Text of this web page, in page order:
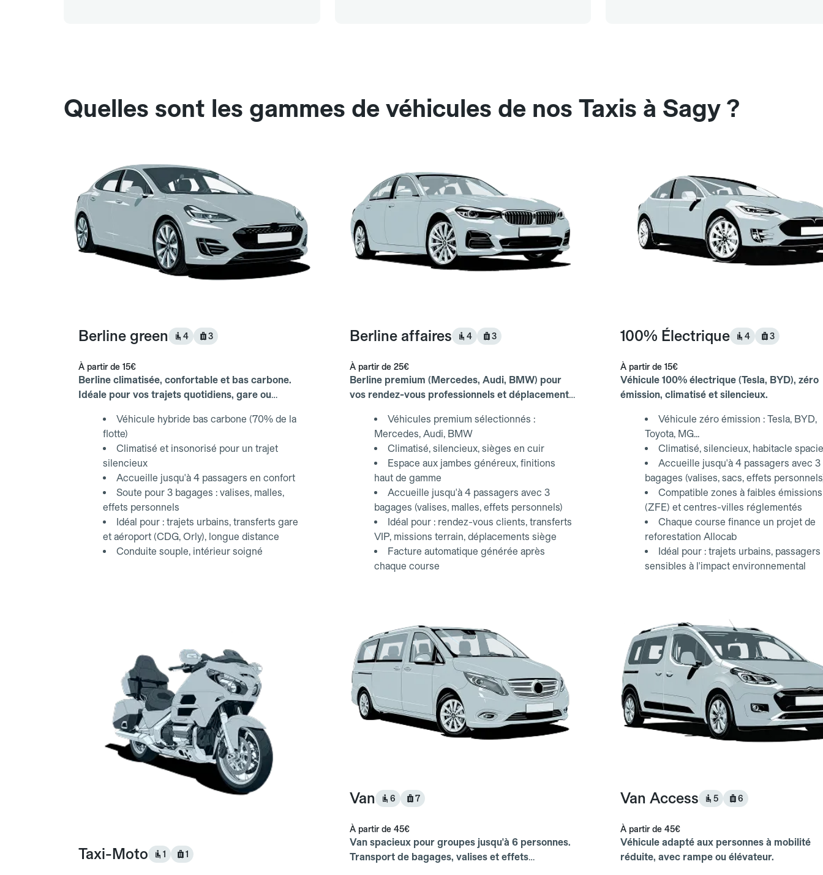
Quelles sont les gammes de véhicules de nos Taxis à Sagy ?
Berline green 4 3
À partir de 15€
Berline climatisée, confortable et bas carbone.
Idéale pour vos trajets quotidiens, gare ou
Véhicule hybride bas carbone (70% de la
flotte)
Climatisé et insonorisé pour un trajet
silencieux
Accueille jusqu'à 4 passagers en confort
Soute pour 3 bagages : valises, malles,
effets personnels
Idéal pour : trajets urbains, transferts gare
et aéroport (CDG, Orly), longue distance
Conduite souple, intérieur soigné
Berline affaires 4 3
À partir de 25€
Berline premium (Mercedes, Audi, BMW) pour
vos rendez-vous professionnels et déplacements
Véhicules premium sélectionnés :
Mercedes, Audi, BMW
Climatisé, silencieux, sièges en cuir
Espace aux jambes généreux, finitions
haut de gamme
Accueille jusqu'à 4 passagers avec 3
bagages (valises, malles, effets personnels)
Idéal pour : rendez-vous clients, transferts
VIP, missions terrain, déplacements siège
Facture automatique générée après
chaque course
100% Électrique 4 3
À partir de 15€
Véhicule 100% électrique (Tesla, BYD), zéro
émission, climatisé et silencieux.
Véhicule zéro émission : Tesla, BYD,
Toyota, MG...
Climatisé, silencieux, habitacle
Accueille jusqu'à 4 passagers avec 3
bagages (valises, sacs, effets
Compatible zones à faibles émissions
(ZFE) et centres-villes réglementés
Chaque course finance un projet de
reforestation Allocab
Idéal pour : trajets urbains, passagers
sensibles à l'impact environnemental
Taxi-Moto 1 1
Van 6 7
À partir de 45€
Van spacieux pour groupes jusqu'à 6 personnes.
Transport de bagages, valises et effets
Van Access 5 6
À partir de 45€
Véhicule adapté aux personnes à mobilité
réduite, avec rampe ou élévateur.